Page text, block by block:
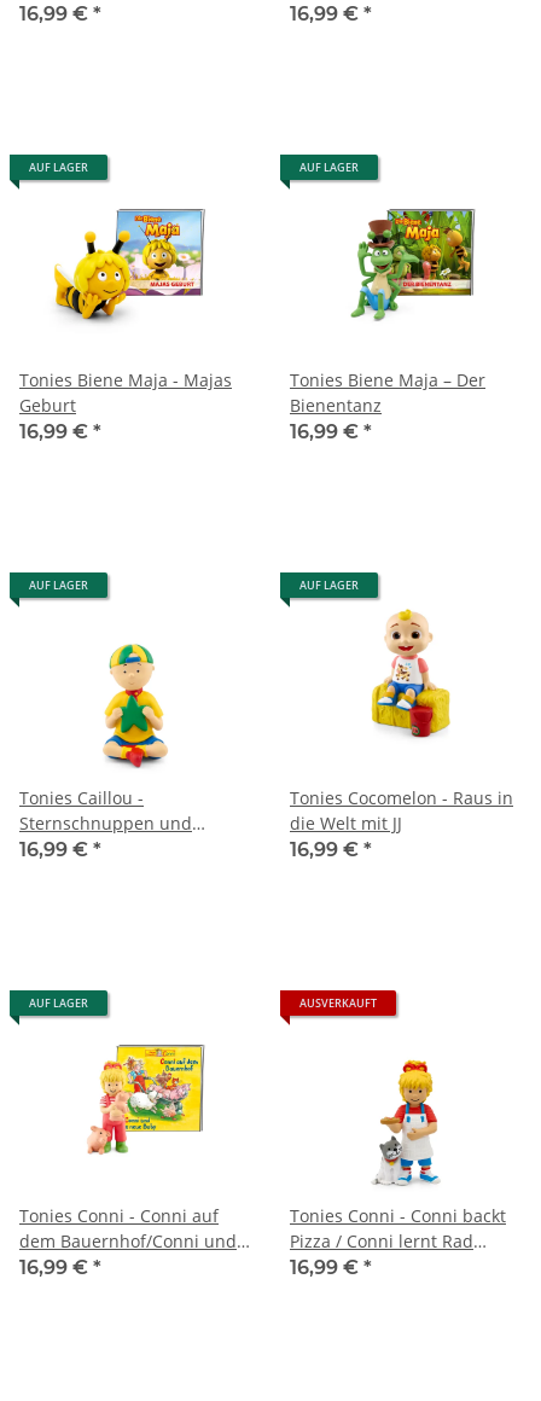
16,99 € *
16,99 € *
AUF LAGER
Tonies Biene Maja - Majas
Geburt
16,99 € *
AUF LAGER
Tonies Biene Maja – Der
Bienentanz
16,99 € *
AUF LAGER
Tonies Caillou -
Sternschnuppen und
weitere Geschichten
16,99 € *
AUF LAGER
Tonies Cocomelon - Raus in
die Welt mit JJ
16,99 € *
AUF LAGER
Tonies Conni - Conni auf
dem Bauernhof/Conni und
das neue Baby (Neuauflage
16,99 € *
AUSVERKAUFT
Tonies Conni - Conni backt
Pizza / Conni lernt Rad
fahren
16,99 € *